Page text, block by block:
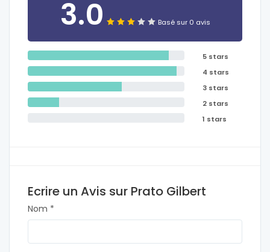
3.0 Basé sur 0 avis
5 stars
4 stars
3 stars
2 stars
1 stars
Ecrire un Avis sur Prato Gilbert
Nom *